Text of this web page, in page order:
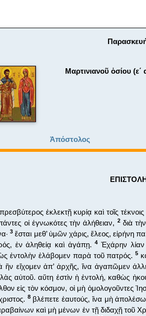
Μαρτινιανοῦ ὁσίου (ε΄
Ἀπόστολος
ἐκλεκτῇ κυρίᾳ καὶ τοῖς
οἱ ἐγνωκότες τὴν ἀλήθειαν, 2διὰ
3 ἔσται μεθ’ ὑμῶν χάρις, ἔλεος, εἰρήνη
ἐν ἀληθείᾳ καὶ ἀγάπῃ.4 Ἐχάρην
ἐντολὴν ἐλάβομεν παρὰ τοῦ πατρός.5
ἣν εἴχομεν ἀπ’ ἀρχῆς, ἵνα ἀγαπῶμεν
αὐτοῦ. αὕτη ἐστὶν ἡ ἐντολή, καθὼς
εἰς τὸν κόσμον, οἱ μὴ ὁμολογοῦντες
8βλέπετε ἑαυτούς, ἵνα μὴ
καὶ μὴ μένων ἐν τῇ διδαχῇ τοῦ